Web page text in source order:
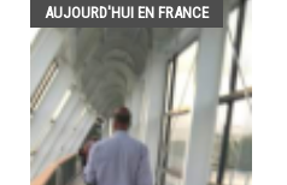
AUJOURD'HUI EN FRANCE